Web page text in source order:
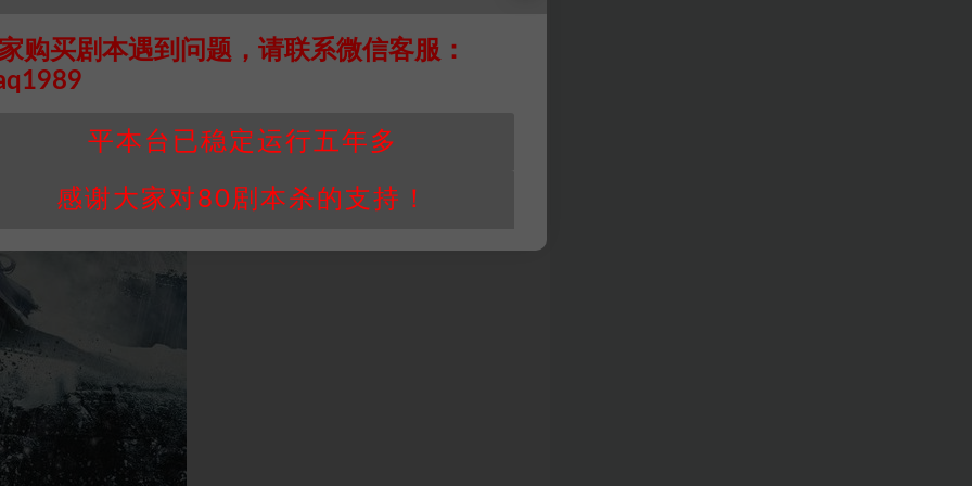
购买剧本遇到问题，请联系微信客服：
平本台已稳定运行五年多
感谢大家对80剧本杀的支持！